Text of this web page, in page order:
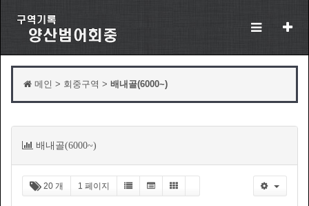
메인 > 회중구역 > 배내골(6000~)
배내골(6000~)
20 개 1 페이지